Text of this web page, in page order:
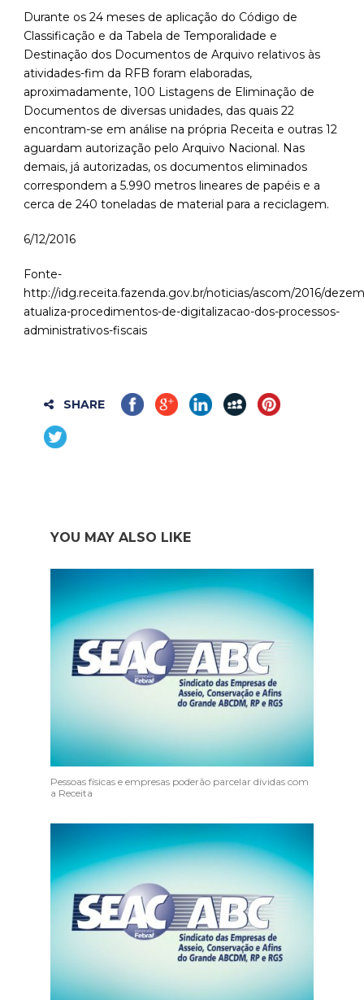
Durante os 24 meses de aplicação do Código de
Classificação e da Tabela de Temporalidade e
Destinação dos Documentos de Arquivo relativos às
atividades-fim da RFB foram elaboradas,
aproximadamente, 100 Listagens de Eliminação de
Documentos de diversas unidades, das quais 22
encontram-se em análise na própria Receita e outras 12
aguardam autorização pelo Arquivo Nacional. Nas
demais, já autorizadas, os documentos eliminados
correspondem a 5.990 metros lineares de papéis e a
cerca de 240 toneladas de material para a reciclagem.
6/12/2016
Fonte-
http://idg.receita.fazenda.gov.br/noticias/ascom/2016/
atualiza-procedimentos-de-digitalizacao-dos-processos-
administrativos-fiscais
SHARE
YOU MAY ALSO LIKE
Pessoas físicas e empresas poderão parcelar dívidas com
a Receita